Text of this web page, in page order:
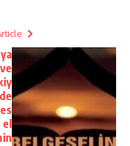
el